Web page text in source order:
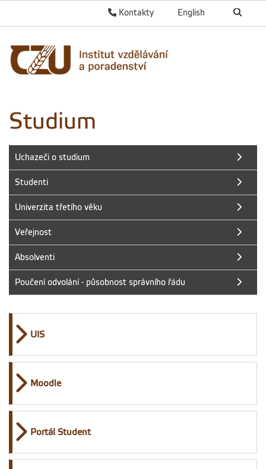
English
Kontakty
Studium
Uchazeči o studium
Studenti
Univerzita třetího věku
Veřejnost
Absolventi
Poučení odvolání - působnost správního řádu
UIS
Moodle
Portál Student